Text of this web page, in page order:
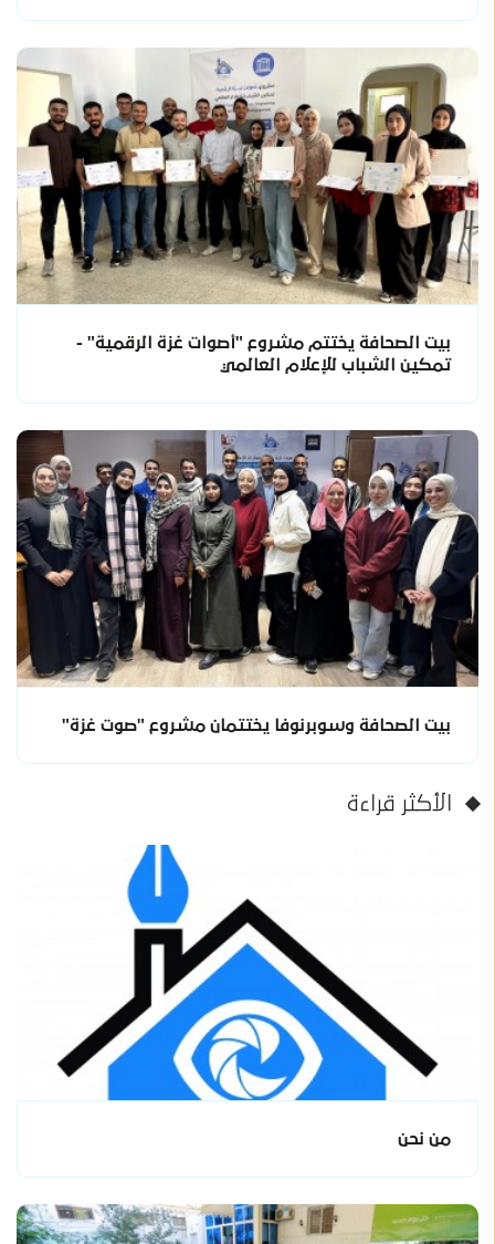
بيت الصحافة يختتم مشروع "أصوات غزة الرقمية" -
تمكين الشباب للإعلام العالمي
بيت الصحافة وسوبرنوفا يختتمان مشروع "صوت غزة"
الأكثر قراءة
من نحن